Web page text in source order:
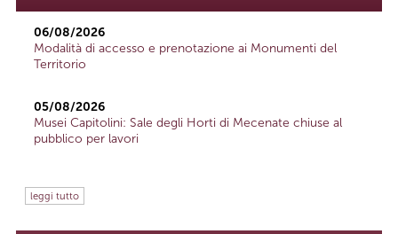
06/08/2026
Modalità di accesso e prenotazione ai Monumenti del
Territorio
05/08/2026
Musei Capitolini: Sale degli Horti di Mecenate chiuse al
pubblico per lavori
leggi tutto